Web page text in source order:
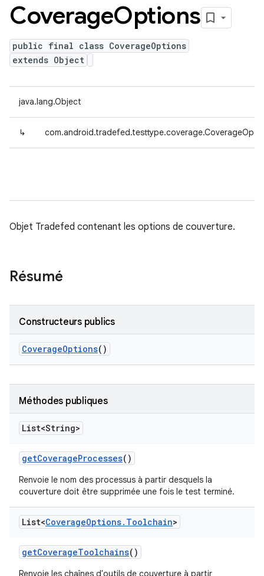
CoverageOptions
public final class CoverageOptions
extends Object
java.lang.Object
↳
Objet Tradefed contenant les options de couverture.
Résumé
Constructeurs publics
CoverageOptions()
Méthodes publiques
List<String>
getCoverageProcesses()
Renvoie le nom des processus à partir desquels la
couverture doit être supprimée une fois le test terminé.
List<CoverageOptions. Toolchain>
getCoverageToolchains()
Renvoie les chaînes d'outils de couverture à partir